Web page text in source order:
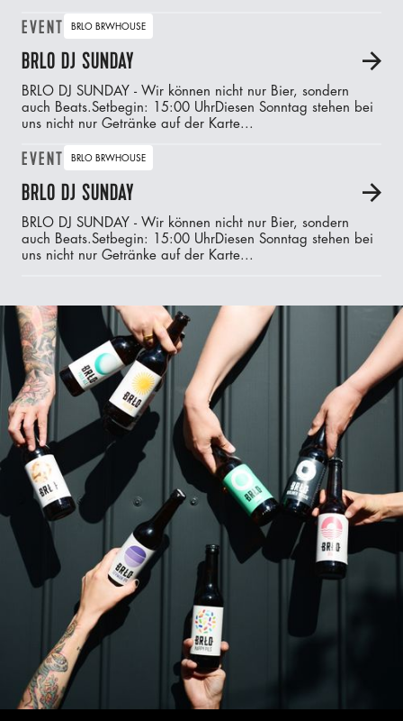
EVENT BRLO BRWHOUSE
BRLO DJ SUNDAY A
BRLO DJ SUNDAY - Wir können nicht nur Bier, sondern
auch Beats.‍Setbegin: 15:00 UhrDiesen Sonntag stehen bei
uns nicht nur Getränke auf der Karte...
EVENT BRLO BRWHOUSE
BRLO DJ SUNDAY A
BRLO DJ SUNDAY - Wir können nicht nur Bier, sondern
auch Beats.‍Setbegin: 15:00 UhrDiesen Sonntag stehen bei
uns nicht nur Getränke auf der Karte...